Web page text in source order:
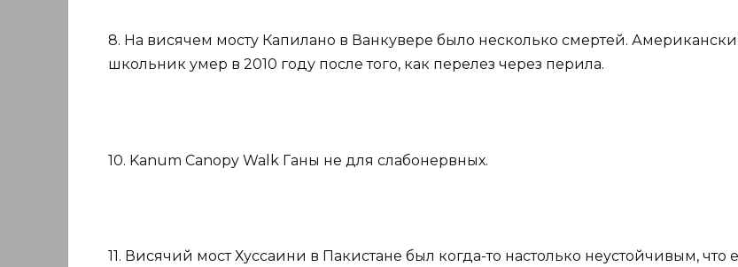
8. На висячем мосту Капилано в Ванкувере было несколько смертей.
школьник умер в 2010 году после того, как перелез через перила.
10. Kanum Canopy Walk Ганы не для слабонервных.
11. Висячий мост Хуссаини в Пакистане был когда-то настолько неустойчивым, что